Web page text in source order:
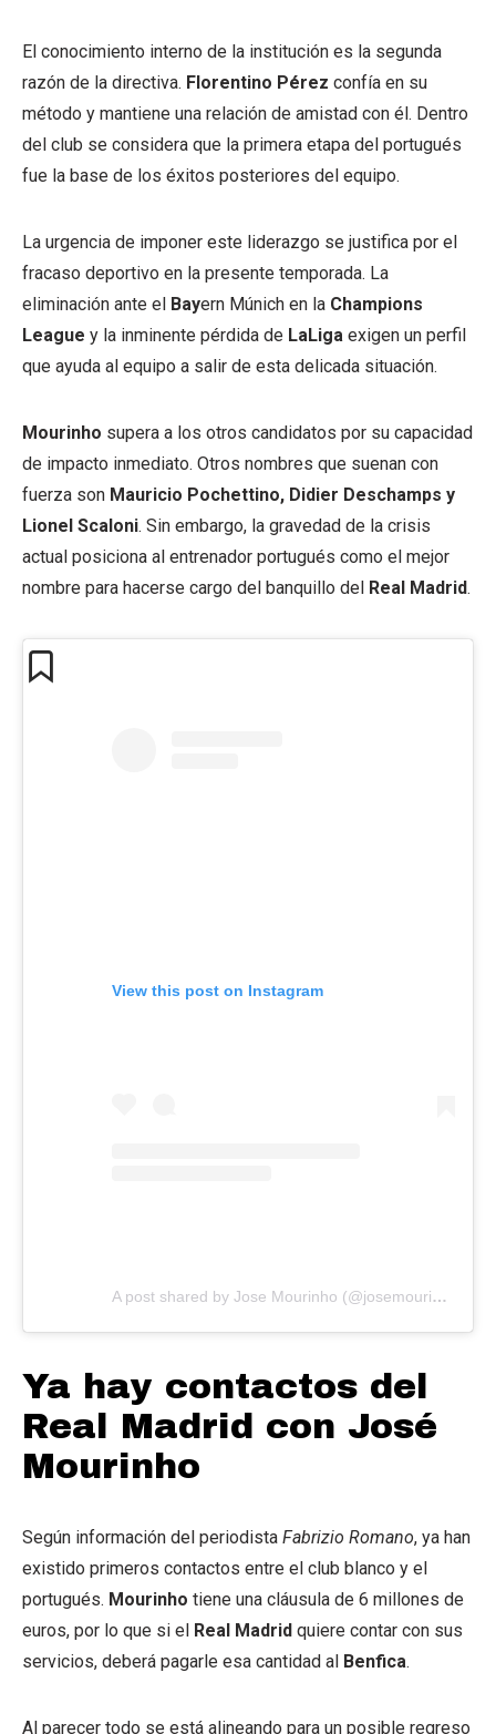
El conocimiento interno de la institución es la segunda
razón de la directiva. Florentino Pérez confía en su
método y mantiene una relación de amistad con él. Dentro
del club se considera que la primera etapa del portugués
fue la base de los éxitos posteriores del equipo.
La urgencia de imponer este liderazgo se justifica por el
fracaso deportivo en la presente temporada. La
eliminación ante el Bayern Múnich en la Champions
League y la inminente pérdida de LaLiga exigen un perfil
que ayuda al equipo a salir de esta delicada situación.
Mourinho supera a los otros candidatos por su capacidad
de impacto inmediato. Otros nombres que suenan con
fuerza son Mauricio Pochettino, Didier Deschamps y
Lionel Scaloni. Sin embargo, la gravedad de la crisis
actual posiciona al entrenador portugués como el mejor
nombre para hacerse cargo del banquillo del Real Madrid.
View this post on Instagram
A post shared by Jose Mourinho (@josemourinho)
Ya hay contactos del
Real Madrid con José
Mourinho
Según información del periodista Fabrizio Romano, ya han
existido primeros contactos entre el club blanco y el
portugués. Mourinho tiene una cláusula de 6 millones de
euros, por lo que si el Real Madrid quiere contar con sus
servicios, deberá pagarle esa cantidad al Benfica.
Al parecer todo se está alineando para un posible regreso